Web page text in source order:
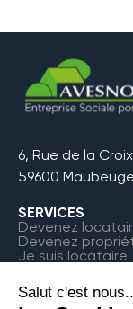
6, Rue de la Croix
59600 Maubeuge
SERVICES
Devenez
Devenez
Je suis locataire